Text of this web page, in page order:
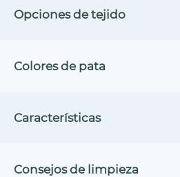
Opciones de tejido
Colores de pata
Características
Consejos de limpieza